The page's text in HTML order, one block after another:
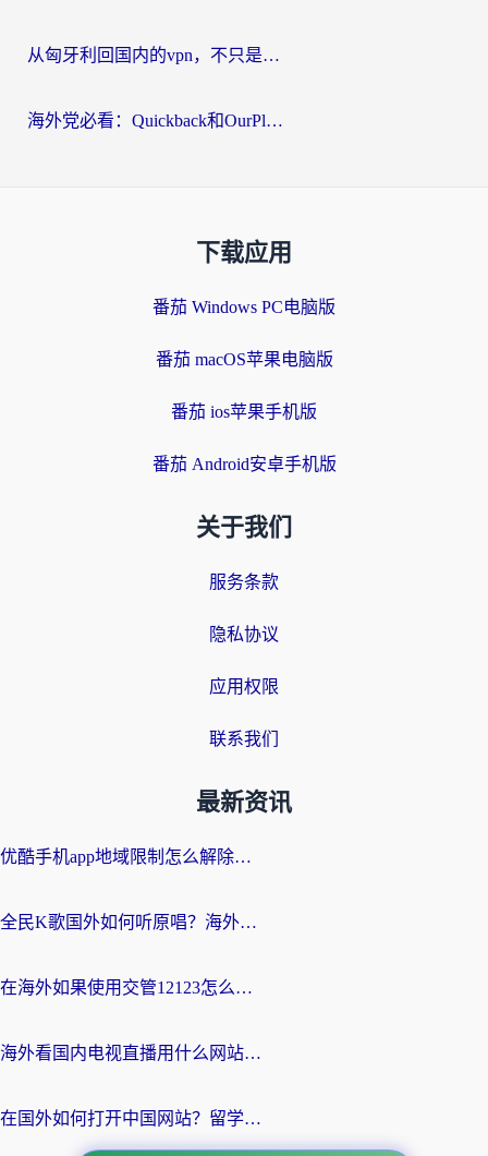
从匈牙利回国内的vpn，不只是为了刷剧那么简单
海外党必看：Quickback和OurPlay好用吗？3分钟选对回国加速器，无缝刷剧玩游戏
下载应用
番茄 Windows PC电脑版
番茄 macOS苹果电脑版
番茄 ios苹果手机版
番茄 Android安卓手机版
关于我们
服务条款
隐私协议
应用权限
联系我们
最新资讯
优酷手机app地域限制怎么解除？海外党亲测有效的追剧方案
全民K歌国外如何听原唱？海外党亲测有效的回国加速器选择指南
在海外如果使用交管12123怎么处理？留学生亲测有效的回国加速方案
海外看国内电视直播用什么网站比较好？一篇解决你所有追剧难题的实用指南
在国外如何打开中国网站？留学生与海外华人的无缝访问指南